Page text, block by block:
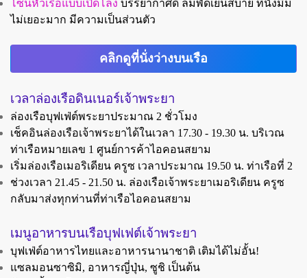
โซนหัวเรือแบบเปิดโล่ง บรรยากาศดี ลมพัดเย็นสบาย ที่นั่งมีม
ไม่เยอะมาก มีความเป็นส่วนตัว
คลิกดูที่นั่งว่างบนเรือ
เวลาล่องเรือดินเนอร์เจ้าพระยา
ล่องเรือบุฟเฟ่ต์พระยาประมาณ 2 ชั่วโมง
เช็คอินล่องเรือเจ้าพระยาได้ในเวลา 17.30 - 19.30 น. บริเวณ
ท่าเรือหมายเลข 1 ศูนย์การค้าไอคอนสยาม
เริ่มล่องเรือเมอริเดียน ครูซ เวลาประมาณ 19.50 น. ท่าเรือที่ 2
ช่วงเวลา 21.45 - 21.50 น. ล่องเรือเจ้าพระยาเมอริเดียน ครูซ
กลับมาส่งทุกท่านที่ท่าเรือไอคอนสยาม
เมนูอาหารบนเรือบุฟเฟต์เจ้าพระยา
บุฟเฟ่ต์อาหารไทยและอาหารนานาชาติ เติมได้ไม่อั้น!
แซลมอนซาซิมิ, อาหารญี่ปุ่น, ซูชิ เป็นต้น